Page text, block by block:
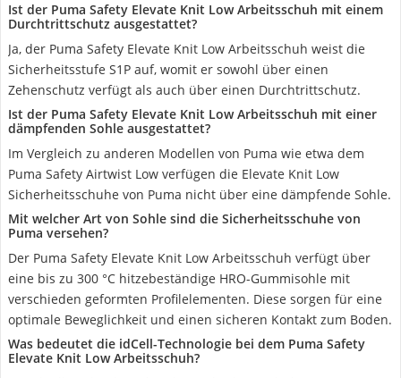
Ist der Puma Safety Elevate Knit Low Arbeitsschuh mit einem
Durchtrittschutz ausgestattet?
Ja, der Puma Safety Elevate Knit Low Arbeitsschuh weist die
Sicherheitsstufe S1P auf, womit er sowohl über einen
Zehenschutz verfügt als auch über einen Durchtrittschutz.
Ist der Puma Safety Elevate Knit Low Arbeitsschuh mit einer
dämpfenden Sohle ausgestattet?
Im Vergleich zu anderen Modellen von Puma wie etwa dem
Puma Safety Airtwist Low verfügen die Elevate Knit Low
Sicherheitsschuhe von Puma nicht über eine dämpfende Sohle.
Mit welcher Art von Sohle sind die Sicherheitsschuhe von
Puma versehen?
Der Puma Safety Elevate Knit Low Arbeitsschuh verfügt über
eine bis zu 300 °C hitzebeständige HRO-Gummisohle mit
verschieden geformten Profilelementen. Diese sorgen für eine
optimale Beweglichkeit und einen sicheren Kontakt zum Boden.
Was bedeutet die idCell-Technologie bei dem Puma Safety
Elevate Knit Low Arbeitsschuh?